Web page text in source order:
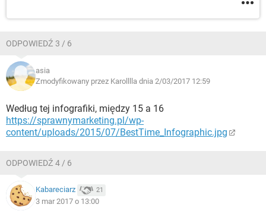
ODPOWIEDŹ 3 / 6
asia
Zmodyfikowany przez Karolllla dnia 2/03/2017 12:59
Według tej infografiki, między 15 a 16
https://sprawnymarketing.pl/wp-
content/uploads/2015/07/BestTime_Infographic.jpg
ODPOWIEDŹ 4 / 6
Kabareciarz 21
3 mar 2017 o 13:00